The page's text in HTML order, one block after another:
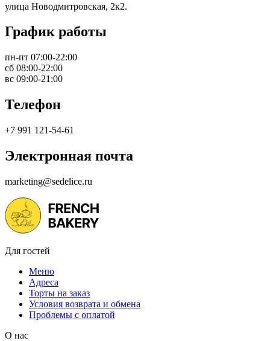
улица Новодмитровская, 2к2.
График работы
пн-пт 07:00-22:00
сб 08:00-22:00
вс 09:00-21:00
Телефон
+7 991 121-54-61
Электронная почта
marketing@sedelice.ru
Для гостей
Меню
Адреса
Торты на заказ
Условия возврата и обмена
Проблемы с оплатой
О нас